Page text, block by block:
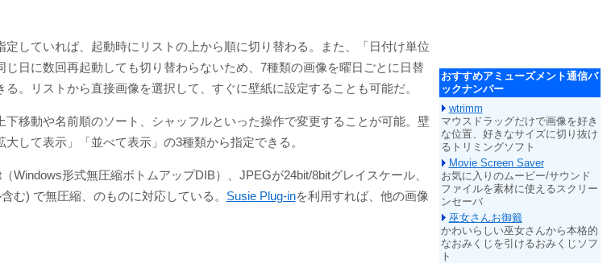
していれば、起動時にリストの上から順に切り替わる。また、「日付け単位
じ日に数回再起動しても切り替わらないため、7種類の画像を曜日ごとに日替
。リストから直接画像を選択して、すぐに壁紙に設定することも可能だ。
移動や名前順のソート、シャッフルといった操作で変更することが可能。壁
して表示」「並べて表示」の3種類から指定できる。
形式無圧縮ボトムアップDIB）、JPEGが24bit/8bitグレイスケール、
む) で無圧縮、のものに対応している。 Susie Plug-inを利用すれば、他の画像
おすすめアミューズメント通信バ
ックナンバー
wtrimm
マウスドラッグだけで画像を好き
な位置、好きなサイズに切り抜け
るトリミングソフト
Movie Screen Saver
お気に入りのムービー/サウンド
ファイルを素材に使えるスクリー
ンセーバ
巫女さんお御籤
かわいらしい巫女さんから本格的
なおみくじを引けるおみくじソフ
ト